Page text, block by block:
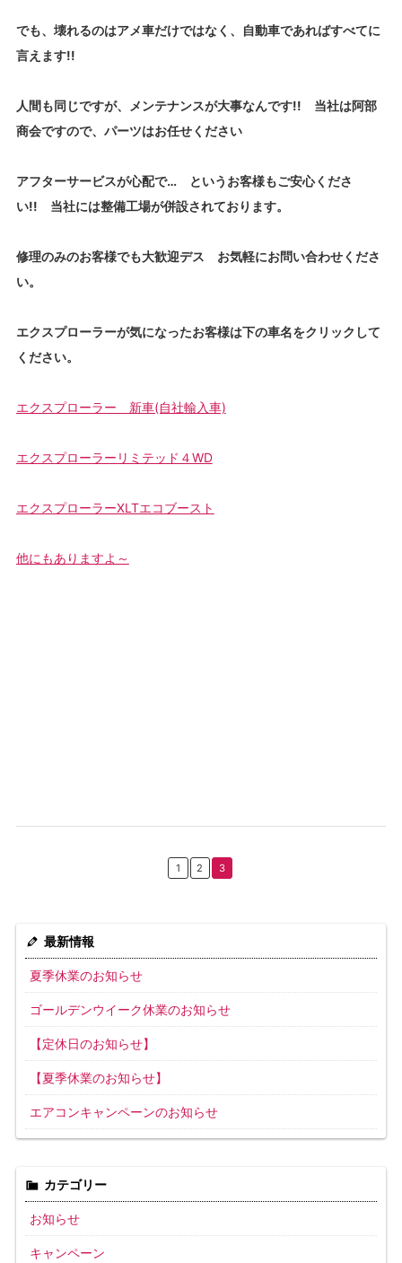
でも、壊れるのはアメ車だけではなく、自動車であればすべてに
言えます!!
人間も同じですが、メンテナンスが大事なんです!! 当社は阿部
商会ですので、パーツはお任せください
アフターサービスが心配で… というお客様もご安心くださ
い!! 当社には整備工場が併設されております。
修理のみのお客様でも大歓迎デス お気軽にお問い合わせくださ
い。
エクスプローラーが気になったお客様は下の車名をクリックして
ください。
エクスプローラー 新車(自社輸入車)
エクスプローラーリミテッド４WD
エクスプローラーXLTエコブースト
他にもありますよ～
1 2 3
最新情報
夏季休業のお知らせ
ゴールデンウイーク休業のお知らせ
【定休日のお知らせ】
【夏季休業のお知らせ】
エアコンキャンペーンのお知らせ
カテゴリー
お知らせ
キャンペーン